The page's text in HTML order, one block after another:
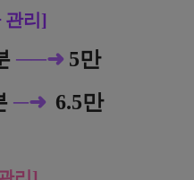
관리]
──➜ 5만
─➜ 6.5만